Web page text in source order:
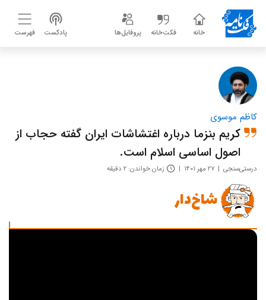
خانه فکت‌خانه پروفایل‌ها پادکست فهرست
کاظم موسوی
کریم بنزما درباره اغتشاشات ایران گفته حجاب از
اصول اساسی اسلام است.
درستی‌سنجی ۲۷ مهر ۱۴۰۱ زمان خواندن: ۲ دقیقه
شاخ‌دار